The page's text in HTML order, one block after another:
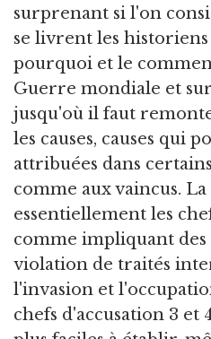
surprenant si l'on
se livrent les
pourquoi et le
Guerre mondiale et
jusqu'où il faut
les causes, causes qui
attribuées dans
comme aux vaincus.
essentiellement les
comme impliquant des
violation de traités
l'invasion et
chefs d'accusation 3 et